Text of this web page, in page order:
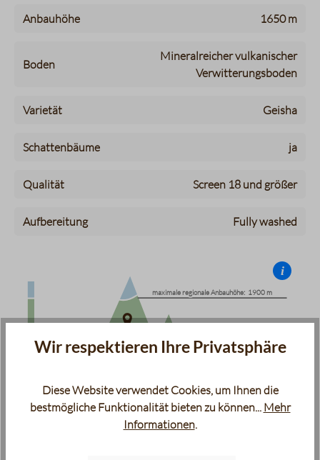
Anbauhöhe 1650 m
Boden
Mineralreicher vulkanischer
Verwitterungsboden
Varietät Geisha
Schattenbäume ja
Qualität Screen 18 und größer
Aufbereitung Fully washed
i
Infografik eines Berges, die die Anbauhöhe des Kaffees
maximale regionale Anbauhöhe: 1900 m
maximale regionale Anbauhöhe: 1900 m
minimale regionale Anbauhöhe:
minimale regionale Anbauhöhe:
Wir respektieren Ihre Privatsphäre
Diese Website verwendet Cookies, um Ihnen die
bestmögliche Funktionalität bieten zu können... Mehr
Informationen.